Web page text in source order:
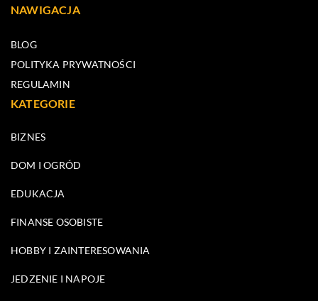
NAWIGACJA
BLOG
POLITYKA PRYWATNOŚCI
REGULAMIN
KATEGORIE
BIZNES
DOM I OGRÓD
EDUKACJA
FINANSE OSOBISTE
HOBBY I ZAINTERESOWANIA
JEDZENIE I NAPOJE